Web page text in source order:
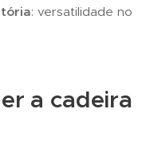
: versatilidade no
a cadeira